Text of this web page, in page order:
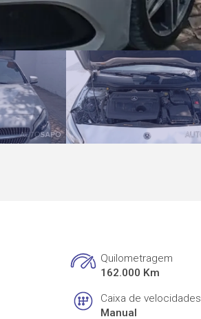
Quilometragem
162.000 Km
Caixa de velocidades
Manual